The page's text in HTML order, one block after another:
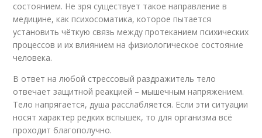
состоянием. Не зря существует такое направление в
медицине, как психосоматика, которое пытается
установить чёткую связь между протеканием психических
процессов и их влиянием на физиологическое состояние
человека.
В ответ на любой стрессовый раздражитель тело
отвечает защитной реакцией – мышечным напряжением.
Тело напрягается, душа расслабляется. Если эти ситуации
носят характер редких вспышек, то для организма всё
проходит благополучно.